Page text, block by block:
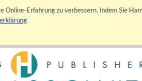
Online-Erfahrung zu verbessern. Indem Sie